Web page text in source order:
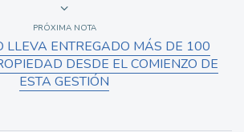
PRÓXIMA NOTA
LLEVA ENTREGADO MÁS DE 100
DESDE EL COMIENZO DE
ESTA GESTIÓN